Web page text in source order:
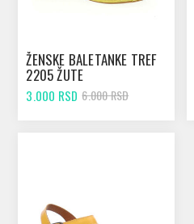
ŽENSKE BALETANKE TREF
2205 ŽUTE
3.000 RSD 6.000 RSD